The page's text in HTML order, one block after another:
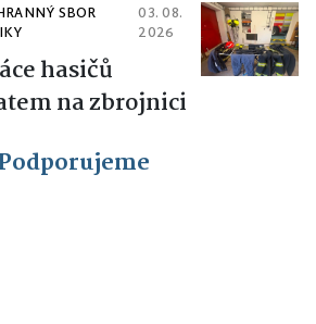
SBOR
03. 08.
2026
hasičů
na zbrojnici